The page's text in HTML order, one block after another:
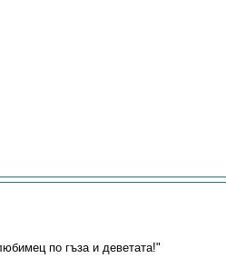
по гъза и деветата!"